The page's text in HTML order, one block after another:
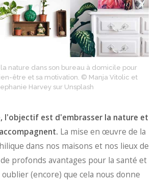
nature dans son bureau à domicile pour
être et sa motivation. © Manja Vitolic et
Harvey sur Unsplash
l'objectif est d'embrasser la nature et
La mise en œuvre de la
dans nos maisons et nos lieux de
profonds avantages pour la santé et
oublier (encore) que cela nous donne